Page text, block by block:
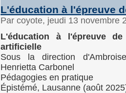
L'éducation à l'épreuve
Par coyote, jeudi 13 novembre
L'éducation à l'épreuve de
artificielle
Sous la direction
Henrietta Carbonel
Pédagogies en pratique
Épistémé, Lausanne (août